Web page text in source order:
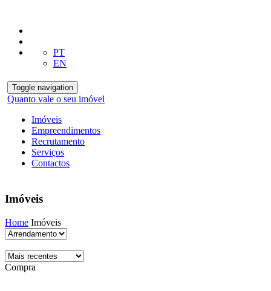
PT
EN
Toggle navigation
Quanto vale o seu imóvel
Imóveis
Empreendimentos
Recrutamento
Serviços
Contactos
Imóveis
Home Imóveis
Compra